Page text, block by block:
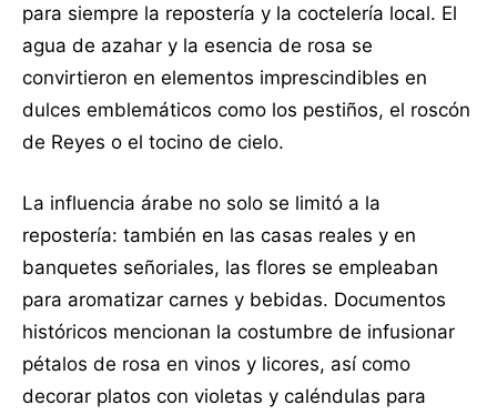
para siempre la repostería y la coctelería local. El
agua de azahar y la esencia de rosa se
convirtieron en elementos imprescindibles en
dulces emblemáticos como los pestiños, el roscón
de Reyes o el tocino de cielo.
La influencia árabe no solo se limitó a la
repostería: también en las casas reales y en
banquetes señoriales, las flores se empleaban
para aromatizar carnes y bebidas. Documentos
históricos mencionan la costumbre de infusionar
pétalos de rosa en vinos y licores, así como
decorar platos con violetas y caléndulas para